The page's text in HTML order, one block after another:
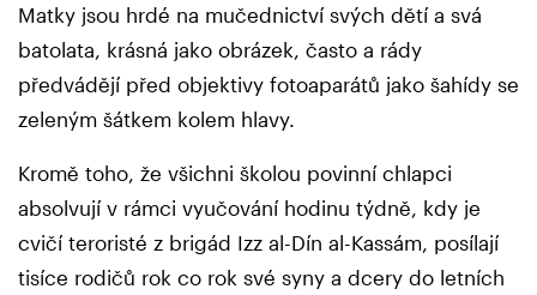
Matky jsou hrdé na mučednictví svých dětí a svá
batolata, krásná jako obrázek, často a rády
předvádějí před objektivy fotoaparátů jako šahídy se
zeleným šátkem kolem hlavy.
Kromě toho, že všichni školou povinní chlapci
absolvují v rámci vyučování hodinu týdně, kdy je
cvičí teroristé z brigád Izz al-Dín al-Kassám, posílají
tisíce rodičů rok co rok své syny a dcery do letních